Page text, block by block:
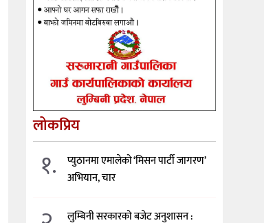
लोकप्रिय
१.
प्युठानमा एमालेको ‘मिसन पार्टी जागरण’
अभियान, चार
लुम्बिनी सरकारको बजेट अनुशासन :